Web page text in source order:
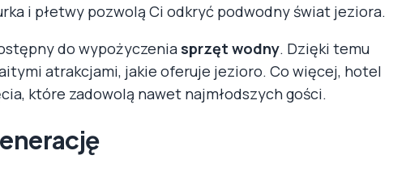
i płetwy pozwolą Ci odkryć podwodny świat jeziora.
do wypożyczenia sprzęt wodny. Dzięki temu
atrakcjami, jakie oferuje jezioro. Co więcej, hotel
które zadowolą nawet najmłodszych gości.